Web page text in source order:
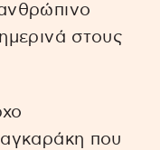
στους
που